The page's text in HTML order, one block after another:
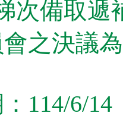
次備取
之決議
114/6/14